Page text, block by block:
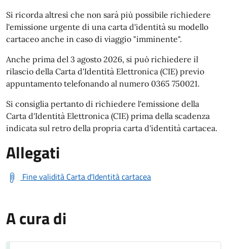
Si ricorda altresì che non sarà più possibile richiedere
l'emissione urgente di una carta d'identità su modello
cartaceo anche in caso di viaggio "imminente".
Anche prima del 3 agosto 2026, si può richiedere il
rilascio della Carta d'Identità Elettronica (CIE) previo
appuntamento telefonando al numero 0365 750021.
Si consiglia pertanto di richiedere l'emissione della
Carta d'Identità Elettronica (CIE) prima della scadenza
indicata sul retro della propria carta d'identità cartacea.
Allegati
Fine validità Carta d'Identità cartacea
A cura di